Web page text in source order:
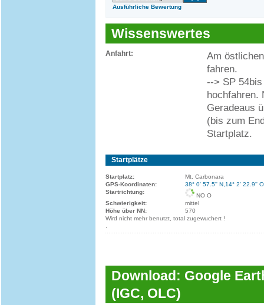
Ausführliche Bewertung
Wissenswertes
Anfahrt:
Am
fahren.
--> SP
hochfahren.
Geradeaus
(bis zum
Startplatz.
Startplätze
Startplatz:
Mt. Carbonara
GPS-Koordinaten:
38° 0' 57.5'' N,14° 2' 22.9'' O
Startrichtung:
NO O
Schwierigkeit:
mittel
Höhe über NN:
570
Wird nicht mehr benutzt, total zugewuchert !
Download: Google
(IGC, OLC)